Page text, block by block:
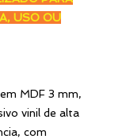
USO OU
MDF 3 mm,
vinil de alta
com